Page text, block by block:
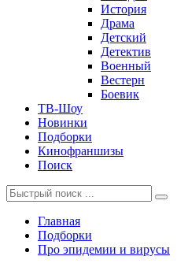
История
Драма
Детский
Детектив
Военный
Вестерн
Боевик
ТВ-Шоу
Новинки
Подборки
Кинофраншизы
Поиск
Главная
Подборки
Про эпидемии и вирусы